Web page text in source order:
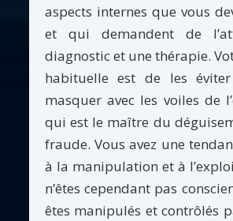
aspects internes que vous
et qui demandent de
diagnostic et une thérapie.
habituelle est de les
masquer avec les voiles de
qui est le maître du
fraude. Vous avez une
à la manipulation et à
n’êtes cependant pas
êtes manipulés et contrôlés